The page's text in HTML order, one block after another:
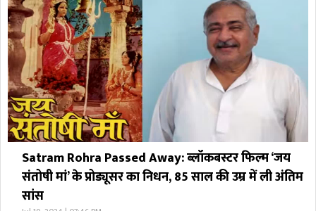
Satram Rohra Passed Away: ब्लॉकबस्टर फिल्म ‘जय
संतोषी मां’ के प्रोड्यूसर का निधन, 85 साल की उम्र में ली अंतिम
सांस